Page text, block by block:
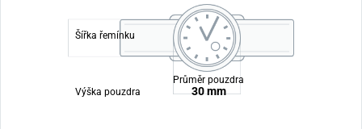
Šířka řemínku
Výška pouzdra
Průměr pouzdra
30 mm